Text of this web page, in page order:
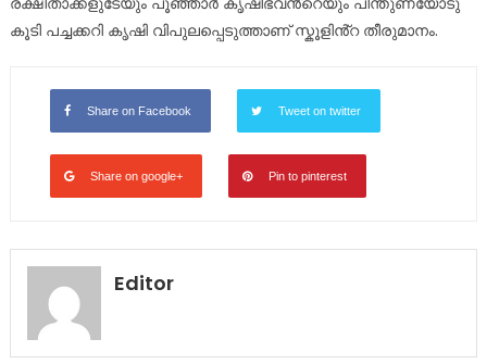
കൂടി പച്ചക്കറി കൃഷി വിപുലപ്പെടുത്താണ് സ്കൂളിൻ്റ തീരുമാനം.
Share on Facebook Tweet on twitter
Share on google+ Pin to pinterest
Editor